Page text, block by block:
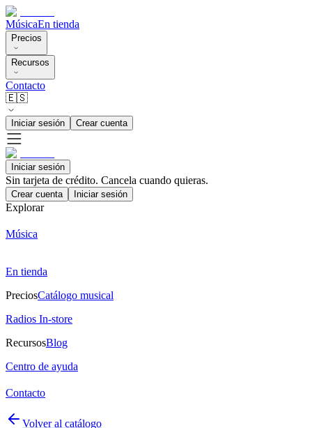
MúsicaEn tienda
Precios
Recursos
Contacto
🇪🇸
Iniciar sesión Crear cuenta
Iniciar sesión
Sin tarjeta de crédito. Cancela cuando quieras.
Crear cuenta Iniciar sesión
Explorar
Música
En tienda
PreciosCatálogo musical
Radios In-store
RecursosBlog
Centro de ayuda
Contacto
Volver al catálogo